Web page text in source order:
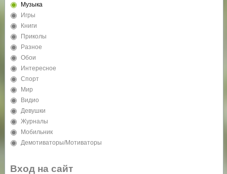
Музыка
Игры
Книги
Приколы
Разное
Обои
Интересное
Спорт
Мир
Видио
Девушки
Журналы
Мобильник
Демотиваторы/Мотиваторы
Вход на сайт